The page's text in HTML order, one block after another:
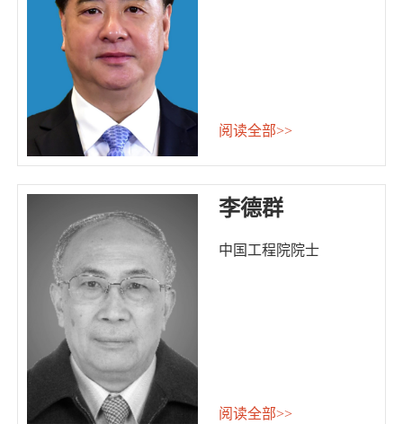
阅读全部>>
李德群
中国工程院院士
阅读全部>>